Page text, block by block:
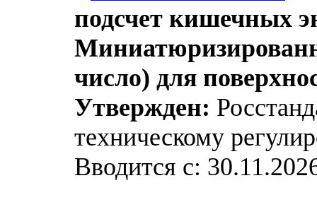
подсчет кишечных
число) для
Утвержден:
техническому
Вводится с: